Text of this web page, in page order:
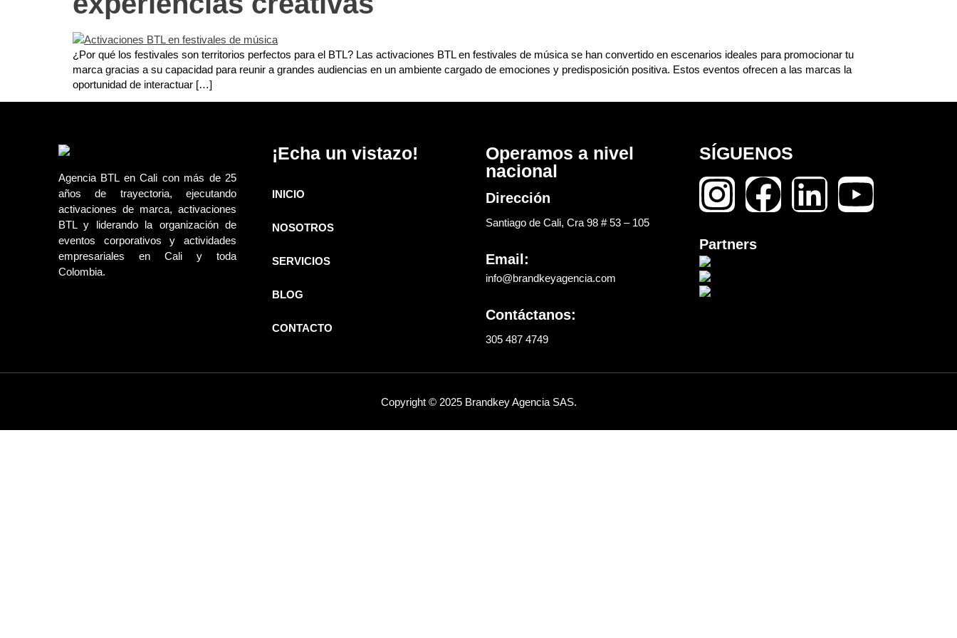
¿Por qué los festivales son territorios perfectos para el BTL? Las activaciones BTL en festivales de música se han convertido en escenarios ideales para promocionar tu
marca gracias a su capacidad para reunir a grandes audiencias en un ambiente cargado de emociones y predisposición positiva. Estos eventos ofrecen a las marcas la
oportunidad de interactuar […]
Agencia BTL en Cali con más de 25
años de trayectoria, ejecutando
activaciones de marca, activaciones
BTL y liderando la organización de
eventos corporativos y actividades
empresariales en Cali y toda
Colombia.
¡Echa un vistazo!
INICIO
NOSOTROS
SERVICIOS
BLOG
CONTACTO
Operamos a nivel
nacional
Dirección
Santiago de Cali, Cra 98 # 53 – 105
Email:
info@brandkeyagencia.com
Contáctanos:
305 487 4749
SÍGUENOS
Partners
Copyright © 2025 Brandkey Agencia SAS.